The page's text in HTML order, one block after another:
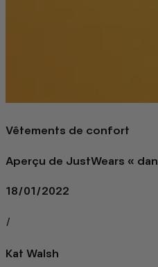
Vêtements de confort
Aperçu de JustWears «
18/01/2022
/
Kat Walsh